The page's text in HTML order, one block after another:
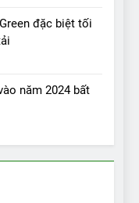
đặc biệt tối
năm 2024 bất